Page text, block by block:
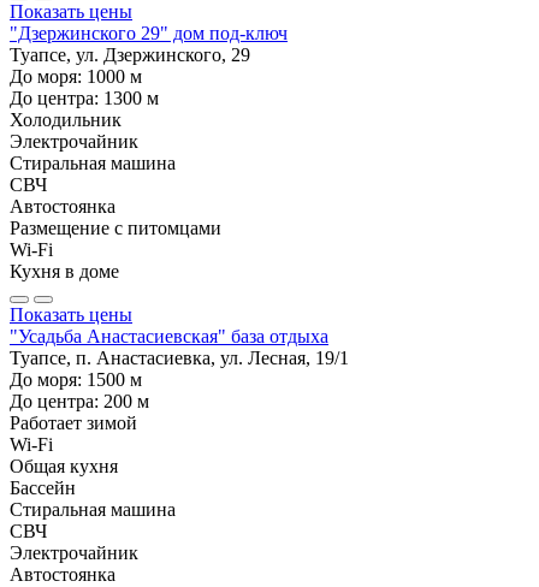
Показать цены
"Дзержинского 29" дом под-ключ
Туапсе, ул. Дзержинского, 29
До моря: 1000 м
До центра: 1300 м
Холодильник
Электрочайник
Стиральная машина
СВЧ
Автостоянка
Размещение с питомцами
Wi-Fi
Кухня в доме
Показать цены
"Усадьба Анастасиевская" база отдыха
Туапсе, п. Анастасиевка, ул. Лесная, 19/1
До моря: 1500 м
До центра: 200 м
Работает зимой
Wi-Fi
Общая кухня
Бассейн
Стиральная машина
СВЧ
Электрочайник
Автостоянка